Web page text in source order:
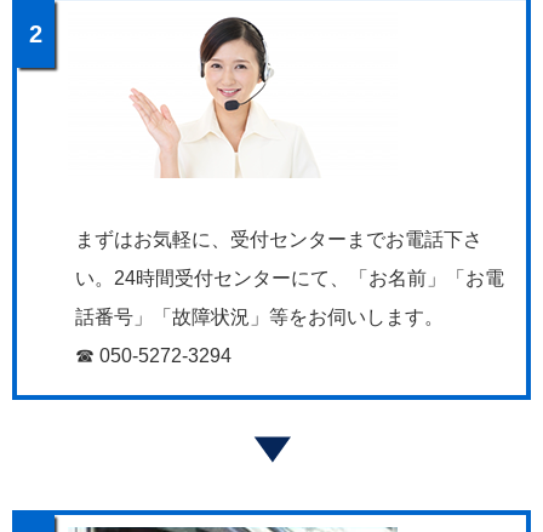
2
まずはお気軽に、受付センターまでお電話下さ
い。24時間受付センターにて、「お名前」「お電
話番号」「故障状況」等をお伺いします。
☎ 050-5272-3294